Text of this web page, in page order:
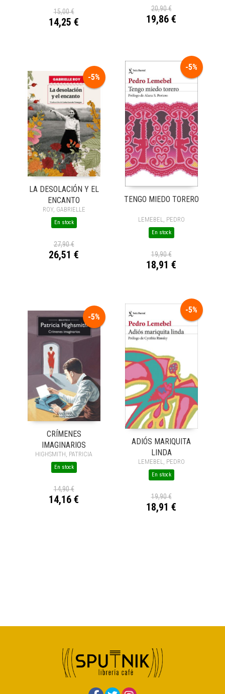
15,00 €
14,25 €
20,90 €
19,86 €
-5%
LA DESOLACIÓN Y EL
ENCANTO
ROY, GABRIELLE
En stock
27,90 €
26,51 €
-5%
TENGO MIEDO TORERO
LEMEBEL, PEDRO
En stock
19,90 €
18,91 €
-5%
CRÍMENES
IMAGINARIOS
HIGHSMITH, PATRICIA
En stock
14,90 €
14,16 €
-5%
ADIÓS MARIQUITA
LINDA
LEMEBEL, PEDRO
En stock
19,90 €
18,91 €